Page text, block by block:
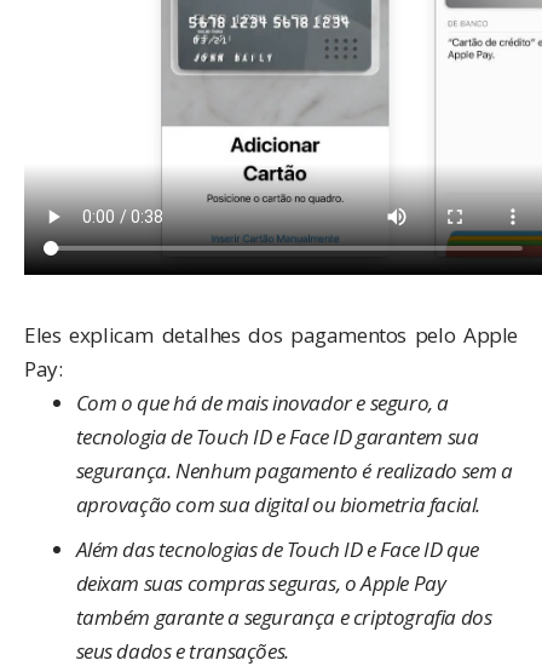
Eles explicam detalhes dos pagamentos pelo Apple
Pay:
Com o que há de mais inovador e seguro, a
tecnologia de Touch ID e Face ID garantem sua
segurança.Nenhum pagamento é realizado sem a
aprovação com sua digital ou biometria facial.
Além das tecnologias de Touch ID e Face ID que
deixam suas compras seguras, o Apple Pay
também garante a segurança e criptografia dos
seus dados e transações.